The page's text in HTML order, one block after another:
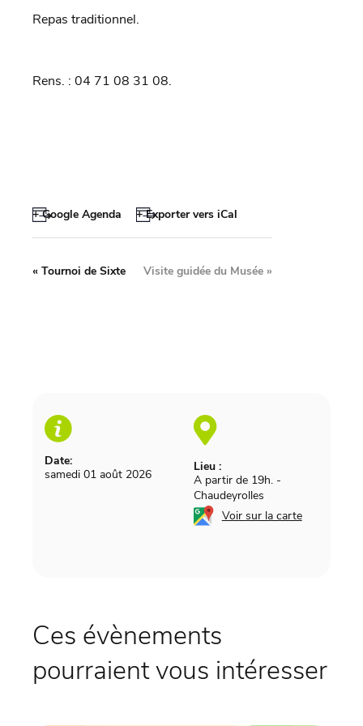
Repas traditionnel.
Rens. : 04 71 08 31 08.
+ Google Agenda + Exporter vers iCal
Date:
samedi 01 août 2026
Lieu :
A partir de 19h. -
Chaudeyrolles
Voir sur la carte
« Tournoi de Sixte Visite guidée du Musée »
Ces évènements
pourraient vous intéresser